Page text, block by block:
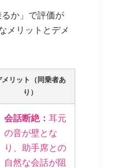
るか」で評価が
メリットとデメ
メリット（同乗者あ
り）
会話断絶：耳元
の音が壁とな
り、助手席との
自然な会話が阻